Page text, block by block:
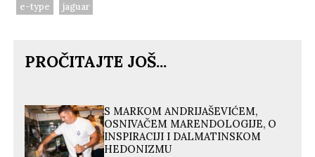
e-type jaguar
PROČITAJTE JOŠ...
S MARKOM ANDRIJAŠEVIĆEM,
OSNIVAČEM MARENDOLOGIJE, O
INSPIRACIJI I DALMATINSKOM
HEDONIZMU